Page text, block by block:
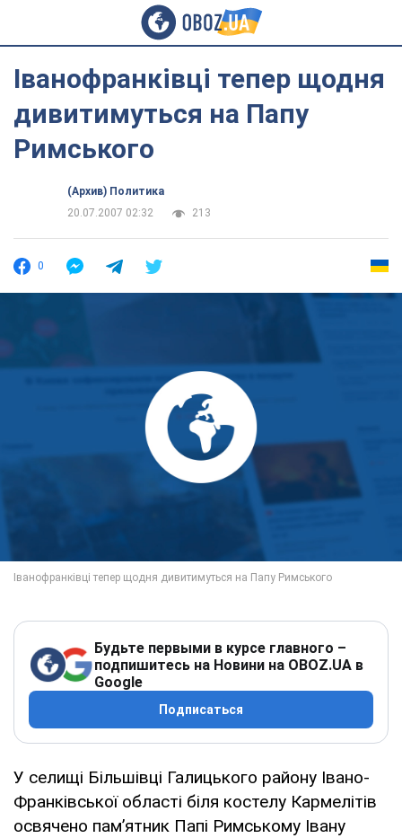
Іванофранківці тепер щодня
дивитимуться на Папу
Римського
(Архив) Политика
20.07.2007 02:32
213
0
Будьте первыми в курсе главного –
подпишитесь на Новини на OBOZ.UA в
Google
Подписаться
У селищі Більшівці Галицького району Івано-
Франківської області біля костелу Кармелітів
освячено пам’ятник Папі Римському Івану